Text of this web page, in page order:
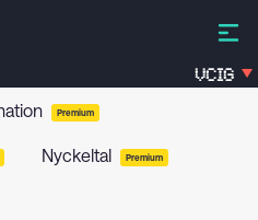
VCIG
Premium
Nyckeltal Premium